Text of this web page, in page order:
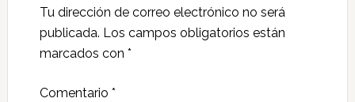
Tu dirección de correo electrónico no será
publicada. Los campos obligatorios están
marcados con *
Comentario *